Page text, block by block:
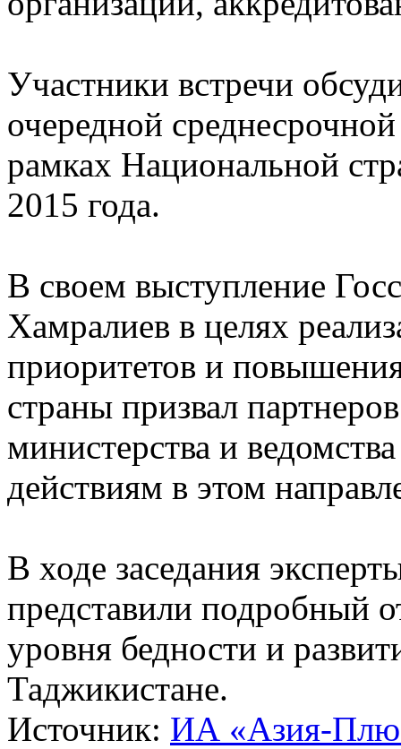
Участники встречи
очередной
рамках Национальной
2015 года.
В своем выступление
Хамралиев в целях
приоритетов и
страны призвал
министерства и
действиям в этом
В ходе заседания
представили подробный
уровня бедности и
Таджикистане.
Источник: ИА «Азия-